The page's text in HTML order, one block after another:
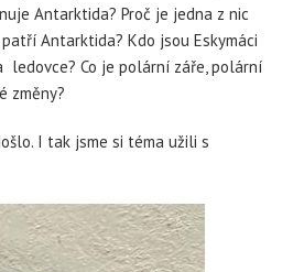
Antarktida? Proč je jedna z nic
Antarktida? Kdo jsou Eskymáci
ledovce? Co je polární záře, polární
změny?
I tak jsme si téma užili s